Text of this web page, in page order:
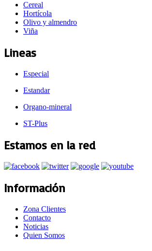
Cereal
Hortícola
Olivo y almendro
Viña
Lineas
Especial
Estandar
Organo-mineral
ST-Plus
Estamos en la red
Información
Zona Clientes
Contacto
Noticias
Quien Somos